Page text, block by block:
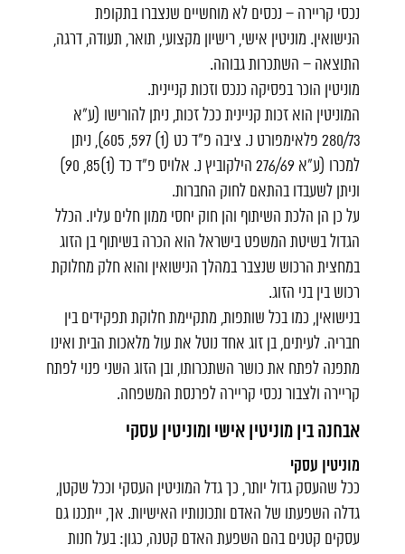
נכסי קריירה – נכסים לא מוחשיים שנצברו בתקופת
הנישואין. מוניטין אישי, רישיון מקצועי, תואר, תעודה, דרגה,
התוצאה – השתכרות גבוהה.
מוניטין הוכר בפסיקה כנכס וזכות קניינית.
המוניטין הוא זכות קניינית ככל זכות, ניתן להורישו (ע"א
280/73 פלאימפורט נ. ציבה פ"ד כט (1) 597, 605), ניתן
למכרו (ע"א 276/69 הילקוביץ נ. אלויס פ"ד כד (1)85, 90)
וניתן לשעבדו בהתאם לחוק החברות.
על כן הן הלכת השיתוף והן חוק יחסי ממון חלים עליו. הכלל
הגדול בשיטת המשפט בישראל הוא הכרה בשיתוף בן הזוג
במחצית הרכוש שנצבר במהלך הנישואין והוא חלק מחלוקת
רכוש בין בני הזוג.
בנישואין, כמו בכל שותפות, מתקיימת חלוקת תפקידים בין
חבריה. לעיתים, בן זוג אחד נוטל את עול מלאכות הבית ואינו
מתפנה לפתח את כושר השתכרותו, ובן הזוג השני פנוי לפתח
קריירה ולצבור נכסי קריירה לפרנסת המשפחה.
אבחנה בין מוניטין אישי ומוניטין עסקי
מוניטין עסקי
ככל שהעסק גדול יותר, כך גדל המוניטין העסקי וככל שקטן,
גדלה השפעתו של האדם ותכונותיו האישיות. אך, ייתכנו גם
עסקים קטנים בהם השפעת האדם קטנה, כגון: בעל חנות